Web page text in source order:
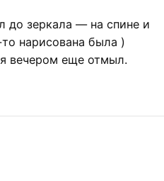
до зеркала — на спине и
нарисована была )
вечером еще отмыл.